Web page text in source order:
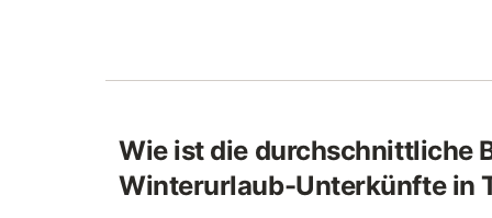
Wie ist die durchschnittliche
Winterurlaub-Unterkünfte in